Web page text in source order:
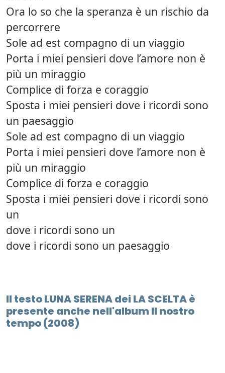
Ora lo so che la speranza è un rischio da
percorrere
Sole ad est compagno di un viaggio
Porta i miei pensieri dove l’amore non è
più un miraggio
Complice di forza e coraggio
Sposta i miei pensieri dove i ricordi sono
un paesaggio
Sole ad est compagno di un viaggio
Porta i miei pensieri dove l’amore non è
più un miraggio
Complice di forza e coraggio
Sposta i miei pensieri dove i ricordi sono
un
dove i ricordi sono un
dove i ricordi sono un paesaggio
Il testo LUNA SERENA dei LA SCELTA è
presente anche nell'album Il nostro
tempo (2008)